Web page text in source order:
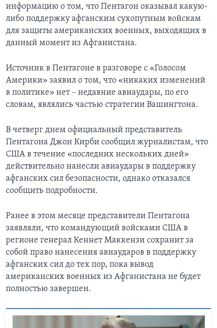
информацию о том, что Пентагон оказывал какую-
либо поддержку афганским сухопутным войскам
для защиты американских военных, выходящих в
данный момент из Афганистана.
Источник в Пентагоне в разговоре с «Голосом
Америки» заявил о том, что «никаких изменений
в политике» нет – недавние авиаудары, по его
словам, являлись частью стратегии Вашингтона.
В четверг днем официальный представитель
Пентагона Джон Кирби сообщил журналистам, что
США в течение «последних нескольких дней»
действительно нанесли авиаудары в поддержку
афганских сил безопасности, однако отказался
сообщить подробности.
Ранее в этом месяце представители Пентагона
заявляли, что командующий войсками США в
регионе генерал Кеннет Маккензи сохранит за
собой право нанесения авиаударов в поддержку
афганских сил до тех пор, пока вывод
американских военных из Афганистана не будет
полностью завершен.